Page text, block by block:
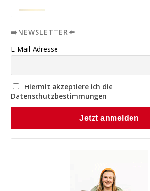
➡️NEWSLETTER⬅️
E-Mail-Adresse
Hiermit akzeptiere ich die
Datenschutzbestimmungen